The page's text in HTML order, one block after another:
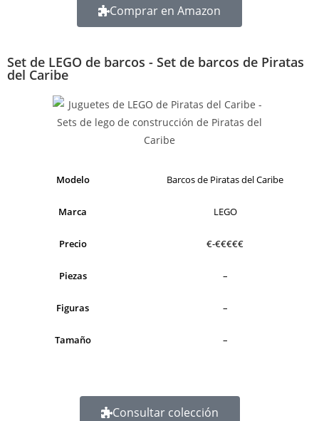
Comprar en Amazon
Set de LEGO de barcos - Set de barcos de Piratas
del Caribe
Modelo Barcos de Piratas del Caribe
Marca LEGO
Precio €-€€€€€
Piezas –
Figuras –
Tamaño –
Consultar colección